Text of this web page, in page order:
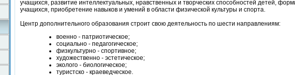
учащихся, развитие интеллектуальных, нравственных и творческих способностей детей,
учащихся, приобретение навыков и умений в области физической культуры и спорта.
Центр дополнительного образования строит свою деятельность по шести направлениям:
военно - патриотическое;
социально - педагогическое;
физкультурно - спортивное;
художественно - эстетическое;
эколого - биологическое;
туристско - краеведческое.